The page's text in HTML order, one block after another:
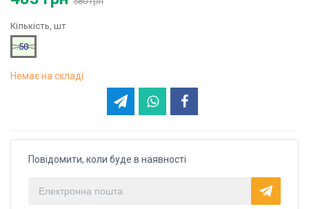
Кількість, шт
50
Немає на складі
Повідомити, коли буде в наявності